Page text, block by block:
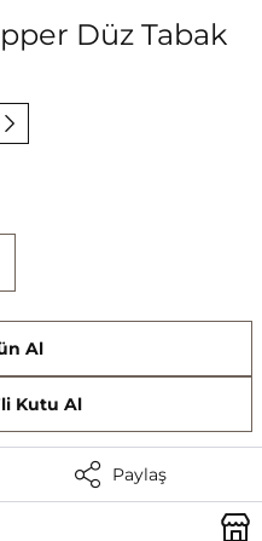
Düz Tabak
Al
Kutu Al
Paylaş